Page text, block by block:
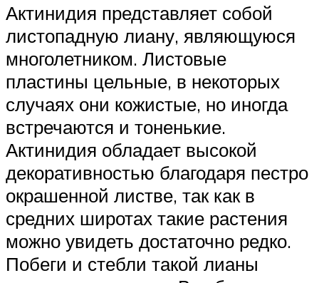
Актинидия представляет собой
листопадную лиану, являющуюся
многолетником. Листовые
пластины цельные, в некоторых
случаях они кожистые, но иногда
встречаются и тоненькие.
Актинидия обладает высокой
декоративностью благодаря пестро
окрашенной листве, так как в
средних широтах такие растения
можно увидеть достаточно редко.
Побеги и стебли такой лианы